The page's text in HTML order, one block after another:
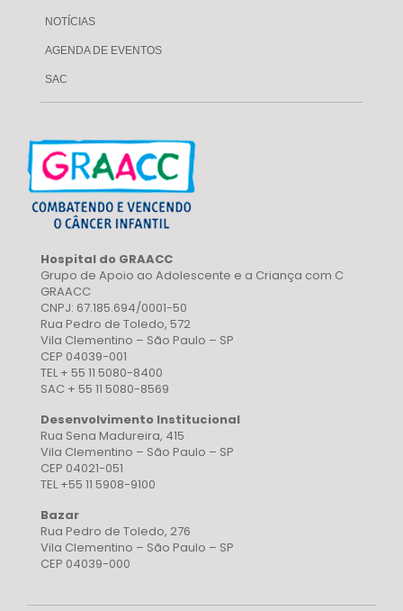
NOTÍCIAS
AGENDA DE EVENTOS
SAC
Hospital do GRAACC
Grupo de Apoio ao Adolescente e a Criança com C
GRAACC
CNPJ: 67.185.694/0001-50
Rua Pedro de Toledo, 572
Vila Clementino – São Paulo – SP
CEP 04039-001
TEL + 55 11 5080-8400
SAC + 55 11 5080-8569
Desenvolvimento Institucional
Rua Sena Madureira, 415
Vila Clementino – São Paulo – SP
CEP 04021-051
TEL +55 11 5908-9100
Bazar
Rua Pedro de Toledo, 276
Vila Clementino – São Paulo – SP
CEP 04039-000